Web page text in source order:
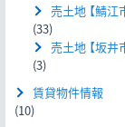
売土地 【鯖江
(33)
売土地 【坂井
(3)
賃貸物件情報
(10)